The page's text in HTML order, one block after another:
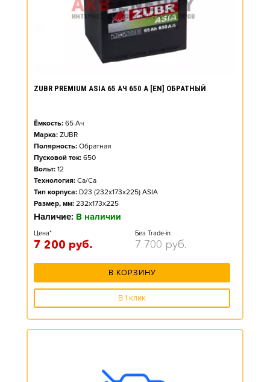
ZUBR PREMIUM ASIA 65 АЧ 650 А [EN] ОБРАТНЫЙ
Ёмкость: 65 Ач
Марка: ZUBR
Полярность: Обратная
Пусковой ток: 650
Вольт: 12
Технология: Ca/Ca
Тип корпуса: D23 (232x173x225) ASIA
Размер, мм: 232x173x225
Наличие: В наличии
Цена*
7 200 руб.
Без Trade-in
7 700 руб.
В КОРЗИНУ
В 1 клик